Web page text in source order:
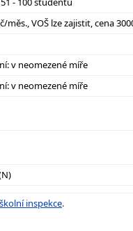
měs., VOŠ lze zajistit, cena
v neomezené míře
v neomezené míře
inspekce.